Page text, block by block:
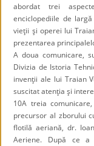
abordat trei
enciclopediile de
vieţii şi operei lui
prezentarea
A doua comunicare,
Divizia de Istoria
invenţii ale lui Traian
suscitat atenţia şi
10A treia
precursor al zborului
flotilă aeriană, dr.
Aeriene. După ce